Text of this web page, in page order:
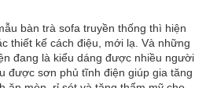
bàn trà sofa truyền thống thì hiện
thiết kế cách điệu, mới lạ. Và những
đang là kiểu dáng được nhiều người
được sơn phủ tĩnh điện giúp gia tăng